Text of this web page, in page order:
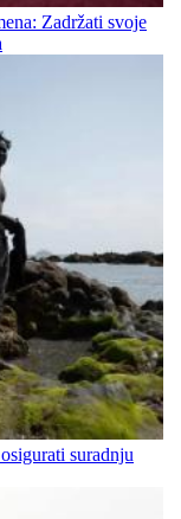
Zadržati svoje
suradnju